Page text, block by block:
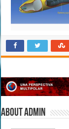
About admin